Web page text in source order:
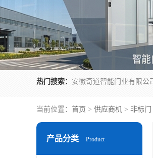
热门搜索：
当前位置： 首页 > 供应商机 > 非标门
产品分类 Product